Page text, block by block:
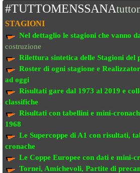
#TUTTOMENSSANA
STAGIONI
Nel dettaglio le stagioni che vanno
costruzione
Rilettura sintetica delle Stagioni del
Roster di ogni stagione e
ad oggi
Risultati gare dal 1973 al 2019 e
classifiche
Risultati con tabellini e mini-
1968
Le Supercoppe di A1 con risultati,
cronache
Le Coppe Europee con dati e mini-
Tornei, Amichevoli, Partite di